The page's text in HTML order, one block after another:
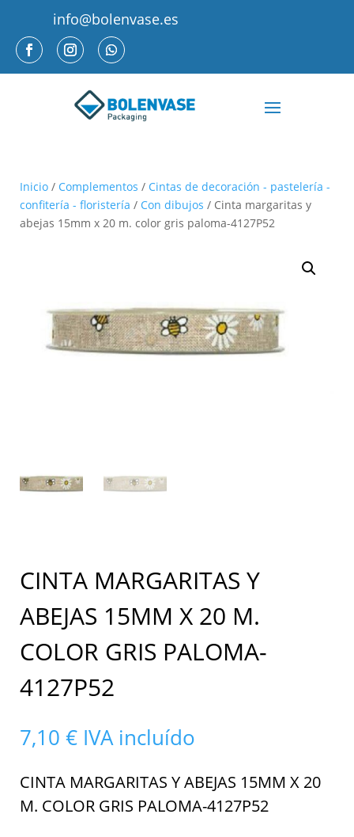
info@bolenvase.es
Inicio / Complementos / Cintas de decoración - pastelería -
confitería - floristería / Con dibujos / Cinta margaritas y
abejas 15mm x 20 m. color gris paloma-4127P52
CINTA MARGARITAS Y
ABEJAS 15MM X 20 M.
COLOR GRIS PALOMA-
4127P52
7,10 € IVA incluído
CINTA MARGARITAS Y ABEJAS 15MM X 20
M. COLOR GRIS PALOMA-4127P52